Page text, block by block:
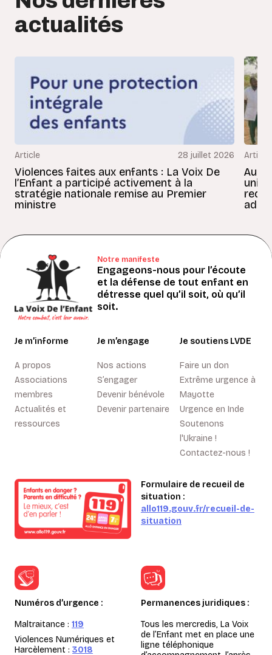
actualités
Article 28 juillet 2026
Violences faites aux enfants : La Voix De
l’Enfant a participé activement à la
stratégie nationale remise au Premier
ministre
Article
Au
Notre manifeste
Engageons-nous pour l’écoute
et la défense de tout enfant en
détresse quel qu’il soit, où qu’il
soit.
Je m’informe
A propos
Associations
membres
Actualités et
ressources
Je m’engage
Nos actions
S’engager
Devenir bénévole
Devenir partenaire
Je soutiens LVDE
Faire un don
Extrême urgence à
Mayotte
Urgence en Inde
Soutenons
l'Ukraine !
Contactez-nous !
Formulaire de recueil de
situation :
allo119.gouv.fr/recueil-de-
situation
Numéros d’urgence :
Maltraitance : 119
Violences Numériques et
Harcèlement : 3018
Permanences juridiques :
Tous les mercredis, La Voix
de l’Enfant met en place une
ligne téléphonique